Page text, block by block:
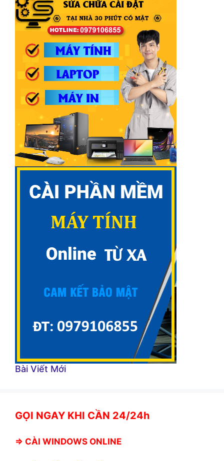
Bài Viết Mới
GỌI NGAY KHI CẦN 24/24h
⇒ CÀI WINDOWS ONLINE